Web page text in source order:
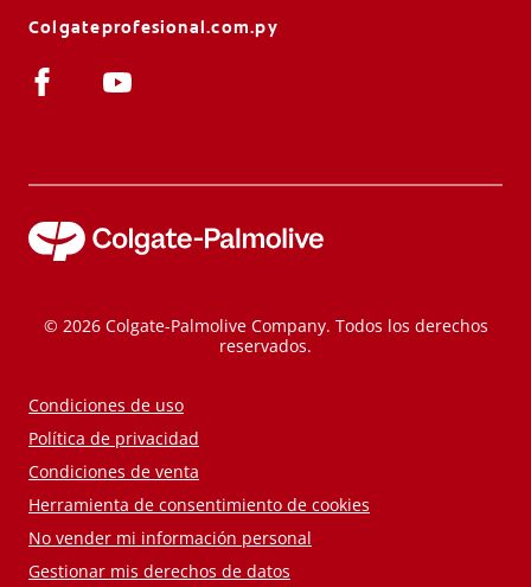
Colgateprofesional.com.py
© 2026 Colgate-Palmolive Company. Todos los derechos
reservados.
Condiciones de uso
Política de privacidad
Condiciones de venta
Herramienta de consentimiento de cookies
No vender mi información personal
Gestionar mis derechos de datos